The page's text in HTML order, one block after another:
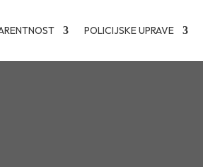
POLICIJSKE UPRAVE